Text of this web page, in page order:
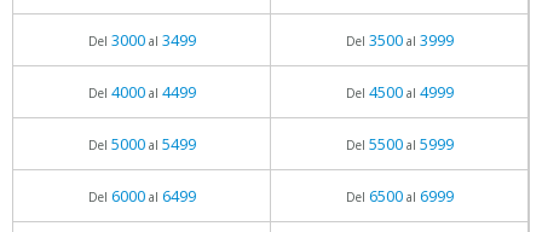
Del 3000al 3499 Del 3500al 3999
Del 4000al 4499 Del 4500al 4999
Del 5000al 5499 Del 5500al 5999
Del 6000al 6499 Del 6500al 6999